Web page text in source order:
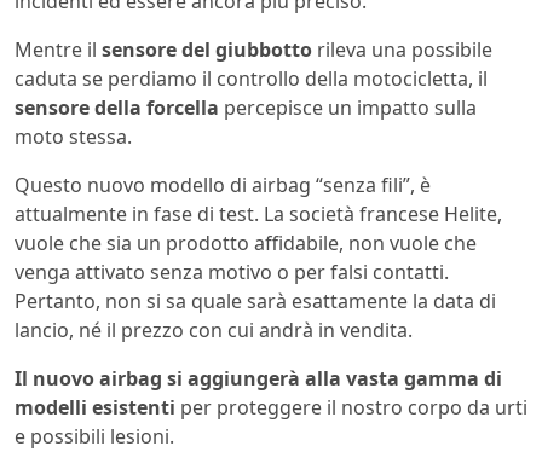
Mentre il sensore del giubbotto rileva una possibile
caduta se perdiamo il controllo della motocicletta, il
sensore della forcella percepisce un impatto sulla
moto stessa.
Questo nuovo modello di airbag “senza fili”, è
attualmente in fase di test. La società francese Helite,
vuole che sia un prodotto affidabile, non vuole che
venga attivato senza motivo o per falsi contatti.
Pertanto, non si sa quale sarà esattamente la data di
lancio, né il prezzo con cui andrà in vendita.
Il nuovo airbag si aggiungerà alla vasta gamma di
modelli esistenti per proteggere il nostro corpo da urti
e possibili lesioni.